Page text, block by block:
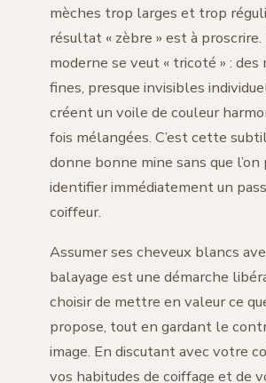
mèches trop larges et trop
résultat « zèbre » est à proscrire.
moderne se veut « tricoté » : des
fines, presque invisibles
créent un voile de couleur
fois mélangées. C’est cette
donne bonne mine sans que l’on
identifier immédiatement un
coiffeur.
Assumer ses cheveux blancs
balayage est une démarche
choisir de mettre en valeur ce
propose, tout en gardant le
image. En discutant avec votre
vos habitudes de coiffage et de